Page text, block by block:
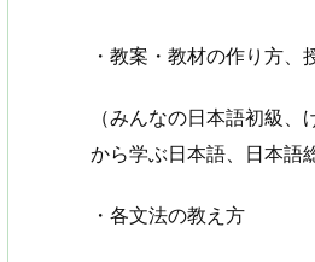
・教案・教材の作り方、
（みんなの日本語初級
から学ぶ日本語、日本語
・各文法の教え方